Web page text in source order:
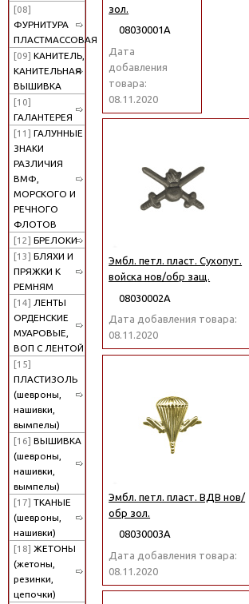
[08]
ФУРНИТУРА
ПЛАСТМАССОВАЯ
[09] КАНИТЕЛЬ,
КАНИТЕЛЬНАЯ
ВЫШИВКА
[10]
ГАЛАНТЕРЕЯ
[11] ГАЛУННЫЕ
ЗНАКИ
РАЗЛИЧИЯ
ВМФ,
МОРСКОГО И
РЕЧНОГО
ФЛОТОВ
[12] БРЕЛОКИ
[13] БЛЯХИ И
ПРЯЖКИ К
РЕМНЯМ
[14] ЛЕНТЫ
ОРДЕНСКИЕ
МУАРОВЫЕ,
ВОП С ЛЕНТОЙ
[15]
ПЛАСТИЗОЛЬ
(шевроны,
нашивки,
вымпелы)
[16] ВЫШИВКА
(шевроны,
нашивки,
вымпелы)
[17] ТКАНЫЕ
(шевроны,
нашивки)
[18] ЖЕТОНЫ
(жетоны,
резинки,
цепочки)
зол.
08030001А
Дата
добавления
товара:
08.11.2020
Эмбл. петл. пласт. Сухопут.
войска нов/обр защ.
08030002А
Дата добавления товара:
08.11.2020
Эмбл. петл. пласт. ВДВ нов/
обр зол.
08030003А
Дата добавления товара:
08.11.2020